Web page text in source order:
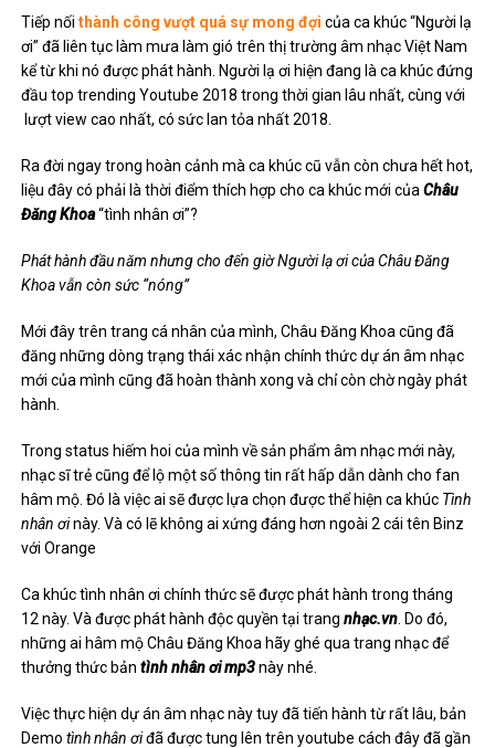
Tiếp nốithành công vượt quá sự mong đợi của ca khúc “Người lạ
ơi” đã liên tục làm mưa làm gió trên thị trường âm nhạc Việt Nam
kể từ khi nó được phát hành. Người lạ ơi hiện đang là ca khúc đứng
đầu top trending Youtube 2018 trong thời gian lâu nhất, cùng với
lượt view cao nhất, có sức lan tỏa nhất 2018.
Ra đời ngay trong hoàn cảnh mà ca khúc cũ vẫn còn chưa hết hot,
liệu đây có phải là thời điểm thích hợp cho ca khúc mới của Châu
Đăng Khoa“tình nhân ơi”?
Phát hành đầu năm nhưng cho đến giờ Người lạ ơi của Châu Đăng
Khoa vẫn còn sức “nóng”
Mới đây trên trang cá nhân của mình, Châu Đăng Khoa cũng đã
đăng những dòng trạng thái xác nhận chính thức dự án âm nhạc
mới của mình cũng đã hoàn thành xong và chỉ còn chờ ngày phát
hành.
Trong status hiếm hoi của mình về sản phẩm âm nhạc mới này,
nhạc sĩ trẻ cũng để lộ một số thông tin rất hấp dẫn dành cho fan
hâm mộ. Đó là việc ai sẽ được lựa chọn được thể hiện ca khúc Tình
nhân ơinày. Và có lẽ không ai xứng đáng hơn ngoài 2 cái tên Binz
với Orange
Ca khúc tình nhân ơi chính thức sẽ được phát hành trong tháng
12 này. Và được phát hành độc quyền tại trangnhạc.vn . Do đó,
những ai hâm mộ Châu Đăng Khoa hãy ghé qua trang nhạc để
thưởng thức bảntình nhân ơi mp3này nhé.
Việc thực hiện dự án âm nhạc này tuy đã tiến hành từ rất lâu, bản
Demotình nhân ơiđã được tung lên trên youtube cách đây đã gần